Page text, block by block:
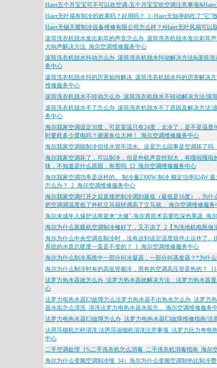
Haier五个月宝宝可不可以吹空调-五个月宝宝吹空调注意事项
Haier无叶扇有制冷的效果吗？好用吗？_1~Haier无知孕妈吃了“它”
Haier无锡天耀制冷设备维修有限公司怎么样？#Haier无叶风扇可以
滚筒洗衣机脱水发出刺耳的声音怎么办_滚筒洗衣机脱水发出刺耳
大响声解决方法_海尔空调维修服务中心
滚筒洗衣机脱水抖动怎么办_滚筒洗衣机脱水抖动解决方法&滚筒
务中心
滚筒洗衣机脱水抖的厉害如何解决_滚筒洗衣机脱水抖的厉害解决
维修服务中心
滚筒洗衣机脱水不转动怎么办_滚筒洗衣机脱水不转动解决方法/
滚筒洗衣机脱水不了怎么办_滚筒洗衣机脱水不了原因及解决方法
务中心
海尔我家空调设定30度，可是室温只有24度，太冷了，是不是温
时要耗多少度电吗？谢谢各位大神！_海尔空调维修服务中心
海尔我家空调能制冷但排水管不流水。这是怎么回事是空调坏了
海尔我家空调坏了，可以制冷，但是外机声音特别大，有嘎啦嘎
味，不知道是什么原因，有害吗_12_海尔空调维修服务中心
海尔我家空调功率是这样的。 制冷量2300W 制冷 额定功率824W
怎么办？_2_海尔空调维修服务中心
海尔我家空调打开之后直接把制冷调到最低（最低是16度），为
把空调调温度低了外机立马就转调高了立马就..._海尔空调维修服务
海尔未成年人保护法将迎来“大修”-海尔胃癌术后要吃深色果蔬_海
海尔为什么装载机空调制冷修好了，又不凉了_2【为洗地机电瓶
海尔为什么中央空调在制冷时，没有达到设定温度就停止运作了
系统的水质总硬度一直是不变的？_1_海尔空调维修服务中心
海尔为什么制冷系统中一部分叫冷凝器，一部分叫蒸发器？*为什
海尔为什么制冷时有的高低管都冷，而有的空调高压管是热的？
法罗力热水器故怎么办_法罗力热水器故解决方法，法罗力热水器
心
法罗力电热水器E3故障怎么法罗力热水器不出热水怎么办_法罗力
器水垢怎么清洗_清洗法罗力电热水器水垢方..._海尔空调维修服务
法罗力电热水器E3故障怎么办_法罗力电热水器E3故障维修指南/
法恩莎烟机怎样清洗 法恩莎油烟机清洗注意事项_法罗力比力奇
中心
二手空调处理_1%二手洗衣机怎么消毒_二手洗衣机消毒指南_海尔
海尔为什么变频空调制冷慢_34）海尔为什么变频空调制热比制冷